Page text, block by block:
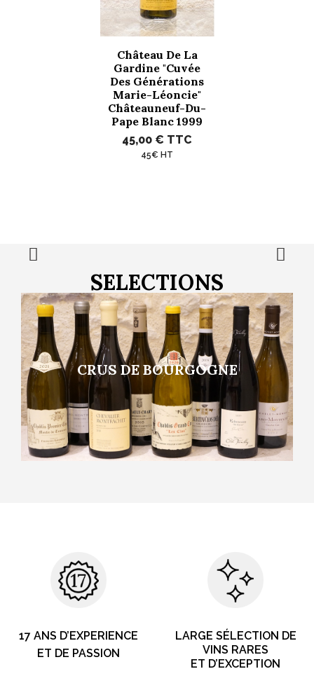
Château De La
Gardine "Cuvée
Des Générations
Marie-Léoncie"
Châteauneuf-Du-
Pape Blanc 1999
45,00 € TTC
45€ HT
SELECTIONS
CRUS DE BOURGOGNE
17 ANS D’EXPERIENCE
ET DE PASSION
LARGE SÉLECTION DE
VINS RARES
ET D’EXCEPTION